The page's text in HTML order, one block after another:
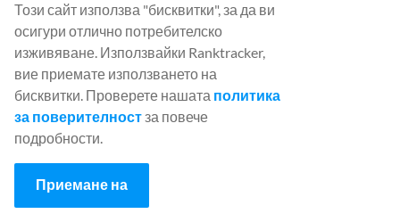
Трябва да се уверите, че съдържанието,
генерирано от потребителите, публикувано на
вашия уебсайт или други платформи, които
представят вашата марка, отговаря на насоките
на Google за EEAT, за даподобрите присъствието
аудитория към уебсайта си.
Този сайт използва "бисквитки", за да ви
осигури отлично потребителско
изживяване. Използвайки Ranktracker,
вие приемате използването на
бисквитки. Проверете нашата политика
за поверителностза повече
подробности.
Приемане на